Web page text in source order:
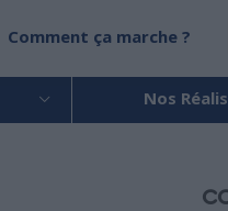
Comment ça marche ?
Nos